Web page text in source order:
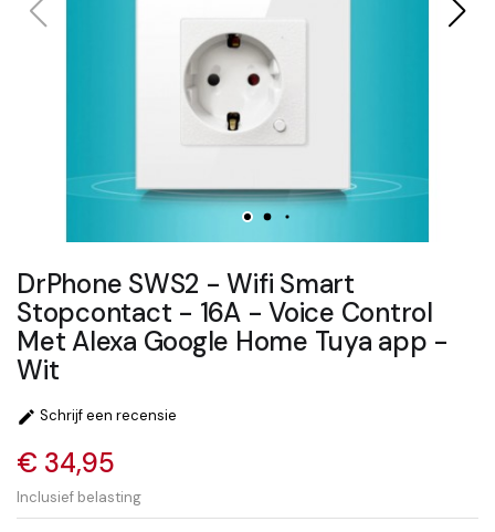
DrPhone SWS2 - Wifi Smart
Stopcontact - 16A - Voice Control
Met Alexa Google Home Tuya app -
Wit
 Schrijf een recensie
€ 34,95
Inclusief belasting